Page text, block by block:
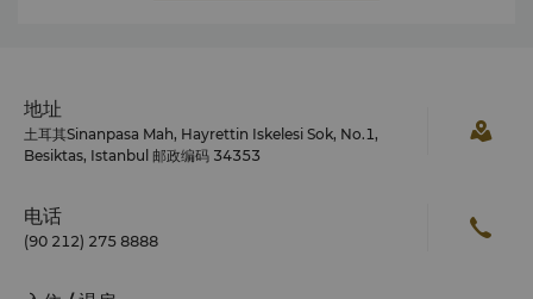
地址
土耳其Sinanpasa Mah, Hayrettin Iskelesi Sok, No.1,
Besiktas, Istanbul 邮政编码 34353
电话
(90 212) 275 8888